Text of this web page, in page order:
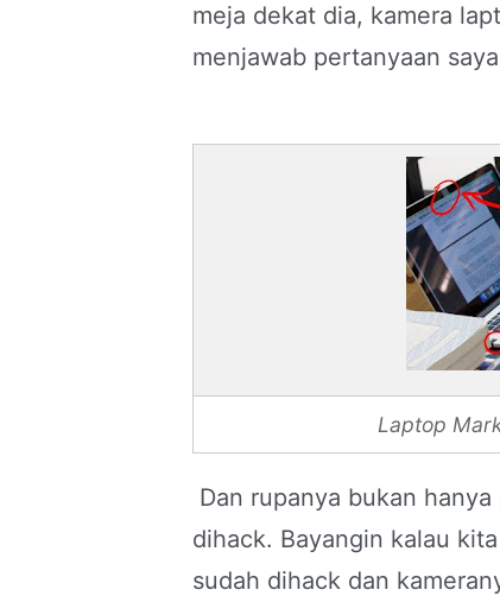
meja dekat dia, kamera
menjawab pertanyaan
Laptop
Dan rupanya bukan
dihack. Bayangin kalau
sudah dihack dan